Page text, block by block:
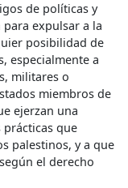
de políticas y
expulsar a la
posibilidad de
especialmente a
militares o
miembros de
ejerzan una
que
palestinos, y a que
el derecho